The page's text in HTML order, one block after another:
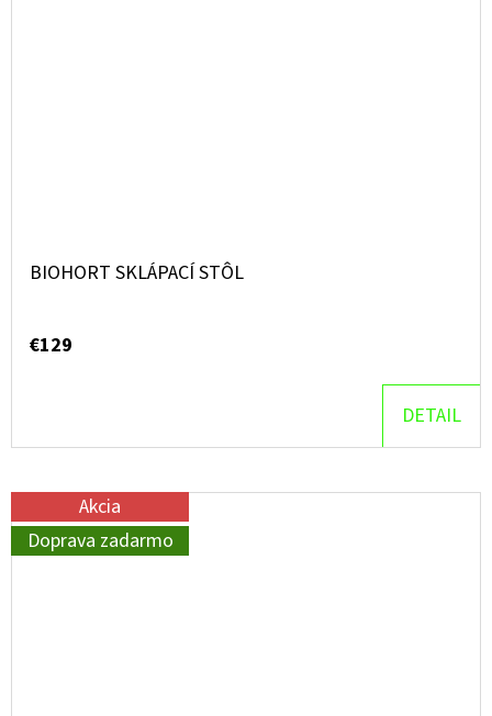
BIOHORT SKLÁPACÍ STÔL
€129
DETAIL
Akcia
Doprava zadarmo